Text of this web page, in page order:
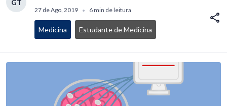
GT
27 de Ago, 2019 • 6 min de leitura
Medicina Estudante de Medicina